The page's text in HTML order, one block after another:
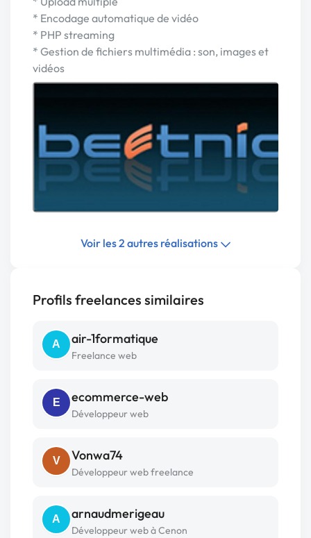
* Encodage automatique de vidéo
* PHP streaming
* Gestion de fichiers multimédia : son, images et
vidéos
Voir les 2 autres réalisations
Profils freelances similaires
A air-1formatique
Freelance web
E ecommerce-web
Développeur web
V Vonwa74
Développeur web freelance
A arnaudmerigeau
Développeur web à Cenon